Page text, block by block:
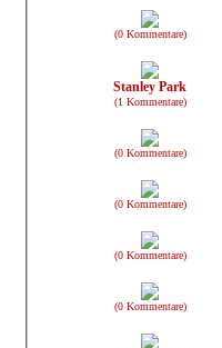
(0 Kommentare)
Stanley Park
(1 Kommentare)
(0 Kommentare)
(0 Kommentare)
(0 Kommentare)
(0 Kommentare)